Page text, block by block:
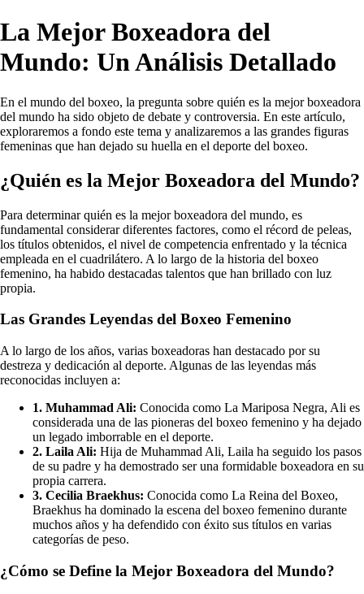
La Mejor Boxeadora del
Mundo: Un Análisis Detallado
En el mundo del boxeo, la pregunta sobre quién es la mejor boxeadora
del mundo ha sido objeto de debate y controversia. En este artículo,
exploraremos a fondo este tema y analizaremos a las grandes figuras
femeninas que han dejado su huella en el deporte del boxeo.
¿Quién es la Mejor Boxeadora del Mundo?
Para determinar quién es la mejor boxeadora del mundo, es
fundamental considerar diferentes factores, como el récord de peleas,
los títulos obtenidos, el nivel de competencia enfrentado y la técnica
empleada en el cuadrilátero. A lo largo de la historia del boxeo
femenino, ha habido destacadas talentos que han brillado con luz
propia.
Las Grandes Leyendas del Boxeo Femenino
A lo largo de los años, varias boxeadoras han destacado por su
destreza y dedicación al deporte. Algunas de las leyendas más
reconocidas incluyen a:
1. Muhammad Ali: Conocida como La Mariposa Negra, Ali es
considerada una de las pioneras del boxeo femenino y ha dejado
un legado imborrable en el deporte.
2. Laila Ali: Hija de Muhammad Ali, Laila ha seguido los pasos
de su padre y ha demostrado ser una formidable boxeadora en su
propia carrera.
3. Cecilia Braekhus: Conocida como La Reina del Boxeo,
Braekhus ha dominado la escena del boxeo femenino durante
muchos años y ha defendido con éxito sus títulos en varias
categorías de peso.
¿Cómo se Define la Mejor Boxeadora del Mundo?